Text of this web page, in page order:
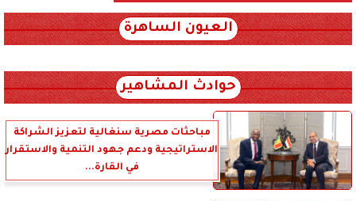
العيون الساهرة
حوادث المشاهير
مباحثات مصرية سنغالية لتعزيز الشراكة
الاستراتيجية ودعم جهود التنمية والاستقرار
في القارة...